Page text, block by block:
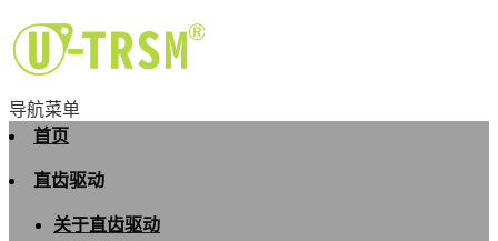
导航菜单
首页
直齿驱动
关于直齿驱动